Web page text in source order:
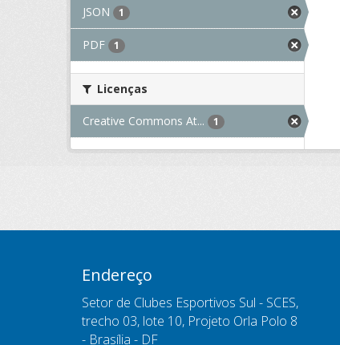
JSON 1
PDF 1
Licenças
Creative Commons At... 1
Endereço
Setor de Clubes Esportivos Sul - SCES,
trecho 03, lote 10, Projeto Orla Polo 8
- Brasília - DF